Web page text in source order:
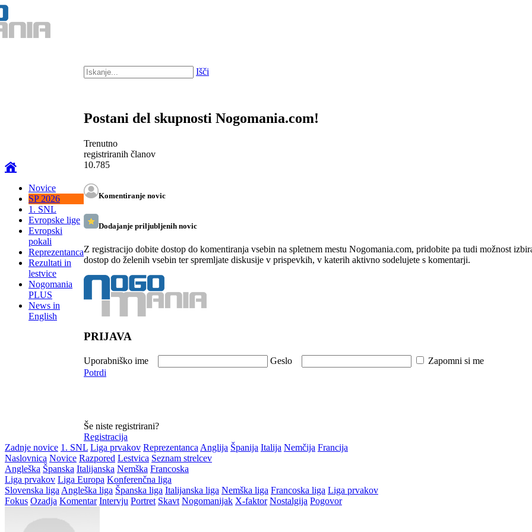
Novice
SP 2026
1. SNL
Evropske lige
Evropski
pokali
Reprezentanca
Rezultati in
lestvice
Nogomania
PLUS
News in
English
Išči
Postani del skupnosti Nogomania.com!
Trenutno
registriranih članov
10.785
Komentiranje novic
Dodajanje priljubljenih novic
Z registracijo dobite dostop do komentiranja vsebin na spletnem mestu Nogomania.com, pridobite pa tudi možnost
dostop do želenih vsebin ter spremljate diskusije v prispevkih, v katerih aktivno sodelujete s komentarji.
PRIJAVA
Uporabniško ime Geslo Zapomni si me
Potrdi
Še niste registrirani?
Registracija
Zadnje novice 1. SNL Liga prvakov Reprezentanca Anglija Španija Italija Nemčija Francija
Naslovnica Novice Razpored Lestvica Seznam strelcev
Angleška Španska Italijanska Nemška Francoska
Liga prvakov Liga Europa Konferenčna liga
Slovenska liga Angleška liga Španska liga Italijanska liga Nemška liga Francoska liga Liga prvakov
Fokus Ozadja Komentar Intervju Portret Skavt Nogomanijak X-faktor Nostalgija Pogovor